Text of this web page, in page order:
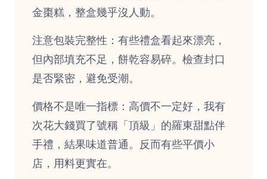
金棗糕，整盒幾乎沒人動。
注意包裝完整性：有些禮盒看起來漂亮，
但內部填充不足，餅乾容易碎。檢查封口
是否緊密，避免受潮。
價格不是唯一指標：高價不一定好，我有
次花大錢買了號稱「頂級」的羅東甜點伴
手禮，結果味道普通。反而有些平價小
店，用料更實在。